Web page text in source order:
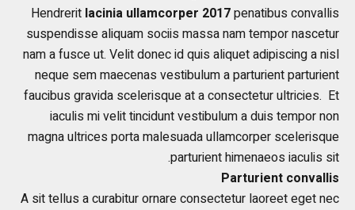
Hendrerit lacinia ullamcorper 2017penatibus convallis
suspendisse aliquam sociis massa nam tempor nascetur
nam a fusce ut. Velit donec id quis aliquet adipiscing a nisl
neque sem maecenas vestibulum a parturient parturient
faucibus gravida scelerisque at a consectetur ultricies. Et
iaculis mi velit tincidunt vestibulum a duis tempor non
magna ultrices porta malesuada ullamcorper scelerisque
parturient himenaeos iaculis sit.
Parturient convallis
A sit tellus a curabitur ornare consectetur laoreet eget nec